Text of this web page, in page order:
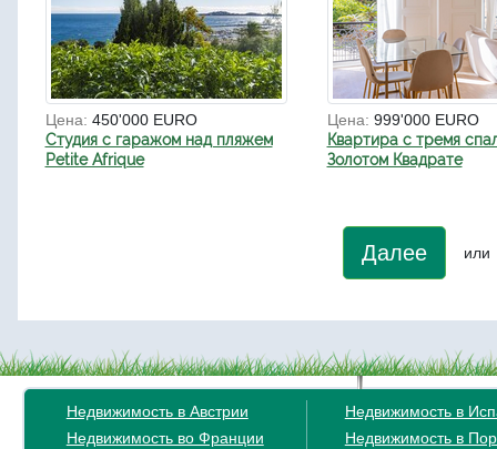
Цена: 450'000 EURO
Студия с гаражом над пляжем
Petite Afrique
Цена: 999'000 EURO
Квартира с тремя
Золотом Квадрате
Далее или
Недвижимость в Австрии
Недвижимость во Франции
Недвижимость в
Недвижимость в